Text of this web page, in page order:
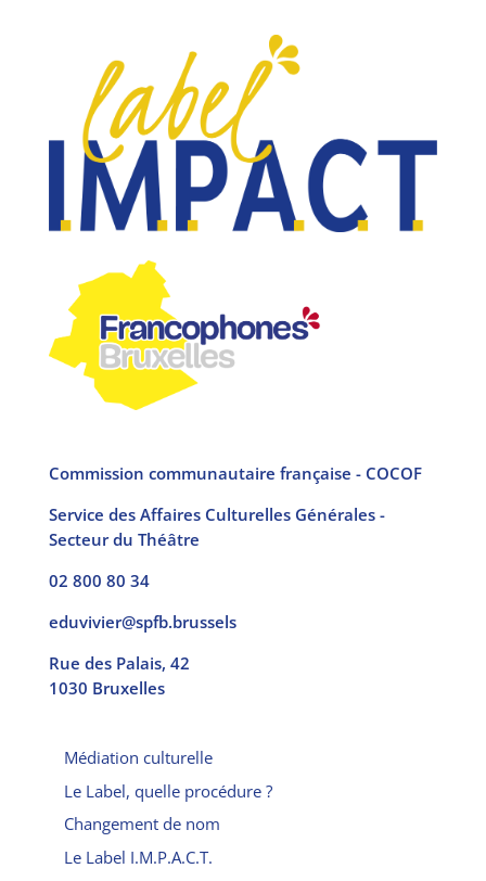
Commission communautaire française - COCOF
Service des Affaires Culturelles Générales -
Secteur du Théâtre
02 800 80 34
eduvivier@spfb.brussels
Rue des Palais, 42
1030 Bruxelles
Médiation culturelle
Le Label, quelle procédure ?
Changement de nom
Le Label I.M.P.A.C.T.